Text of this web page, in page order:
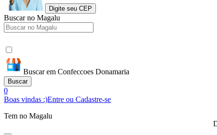
Digite seu CEP
Buscar no Magalu
Buscar em Confeccoes Donamaria
Buscar
0
Boas vindas :)Entre ou Cadastre-se
Tem no Magalu